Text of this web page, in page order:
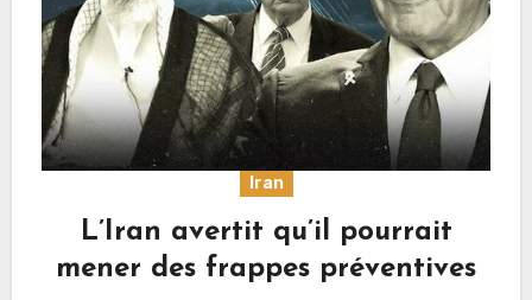
Iran
L’Iran avertit qu’il pourrait
mener des frappes préventives